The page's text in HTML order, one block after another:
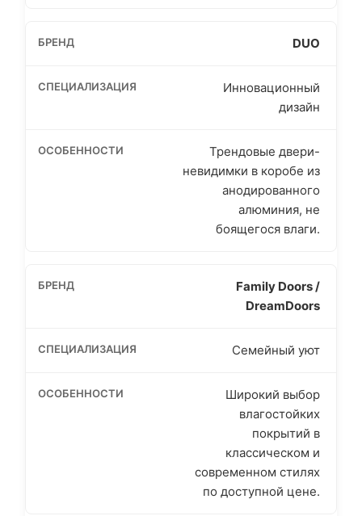
DUO
Инновационный
дизайн
Трендовые двери-
невидимки в коробе из
анодированного
алюминия, не
боящегося влаги.
Family Doors /
DreamDoors
Семейный уют
Широкий выбор
влагостойких
покрытий в
классическом и
современном стилях
по доступной цене.